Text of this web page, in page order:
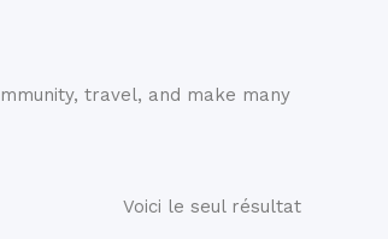
travel, and make many
Voici le seul résultat